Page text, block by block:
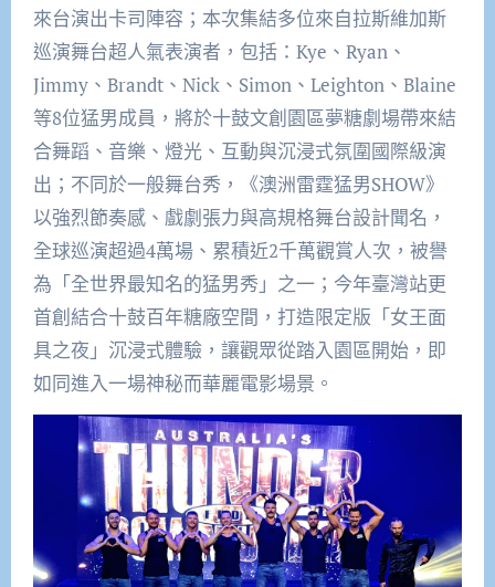
來台演出卡司陣容；本次集結多位來自拉斯維加斯
巡演舞台超人氣表演者，包括：Kye、Ryan、
Jimmy、Brandt、Nick、Simon、Leighton、Blaine
等8位猛男成員，將於十鼓文創園區夢糖劇場帶來結
合舞蹈、音樂、燈光、互動與沉浸式氛圍國際級演
出；不同於一般舞台秀，《澳洲雷霆猛男SHOW》
以強烈節奏感、戲劇張力與高規格舞台設計聞名，
全球巡演超過4萬場、累積近2千萬觀賞人次，被譽
為「全世界最知名的猛男秀」之一；今年臺灣站更
首創結合十鼓百年糖廠空間，打造限定版「女王面
具之夜」沉浸式體驗，讓觀眾從踏入園區開始，即
如同進入一場神秘而華麗電影場景。